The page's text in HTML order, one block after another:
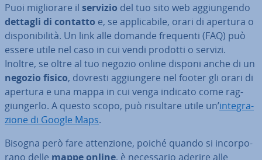
Puoi mi­glio­ra­re il servizio del tuo sito web ag­giun­gen­do
dettagli di contatto e, se ap­pli­ca­bi­le, orari di apertura o
di­spo­ni­bi­li­tà. Un link alle domande frequenti (FAQ) può
essere utile nel caso in cui vendi prodotti o servizi.
Inoltre, se oltre al tuo negozio online disponi anche di un
negozio fisico, dovresti ag­giun­ge­re nel footer gli orari di
apertura e una mappa in cui venga indicato come rag­
giun­ger­lo. A questo scopo, può risultare utile un’in­te­gra­
zio­ne di Google Maps.
Bisogna però fare at­ten­zio­ne, poiché quando si in­cor­po­
ra­no delle mappe online, è ne­ces­sa­rio aderire alle